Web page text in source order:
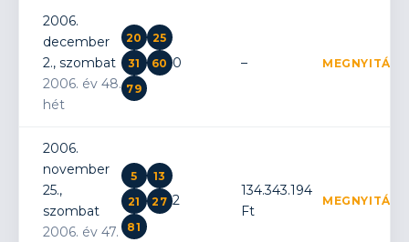
2006.
december
2., szombat
2006. év 48.
hét
20
25
31
60
79
0 – MEGNYITÁS
2006.
november
25.,
szombat
2006. év 47.
5
13
21
27
81
2
134.343.194
Ft
MEGNYITÁS